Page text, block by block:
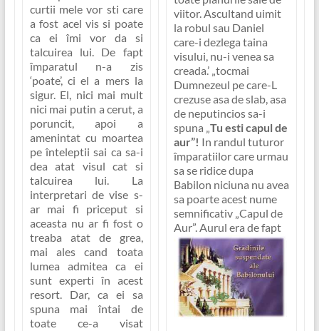
curtii mele vor sti care
a fost acel vis si poate
ca ei îmi vor da si
talcuirea lui. De fapt
împaratul n-a zis
‘poate’, ci el a mers la
sigur. El, nici mai mult
nici mai putin a cerut, a
poruncit, apoi a
amenintat cu moartea
pe înteleptii sai ca sa-i
dea atat visul cat si
talcuirea lui. La
interpretari de vise s-
ar mai fi priceput si
aceasta nu ar fi fost o
treaba atat de grea,
mai ales cand toata
lumea admitea ca ei
sunt experti în acest
resort. Dar, ca ei sa
spuna mai întai de
toate ce-a visat
viitor. Ascultand uimit
la robul sau Daniel
care-i dezlega taina
visului, nu-i venea sa
creada.’ „tocmai
Dumnezeul pe care-L
crezuse asa de slab, asa
de neputincios sa-i
spuna „Tu esti capul de
aur”! In randul tuturor
împaratiilor care urmau
sa se ridice dupa
Babilon niciuna nu avea
sa poarte acest nume
semnificativ „Capul de
Aur”.Aurul era de fapt